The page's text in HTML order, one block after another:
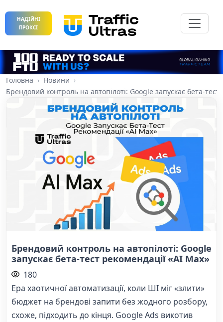
НАДІЙНІ
ПРОКСІ
Головна
Новини
Брендовий контроль на автопілоті: Google запускає бета-тест
Брендовий контроль на автопілоті: Google
запускає бета-тест рекомендації «AI Max»
180
Ера хаотичної автоматизації, коли ШІ міг «злити»
бюджет на брендові запити без жодного розбору,
схоже, підходить до кінця. Google Ads викотив